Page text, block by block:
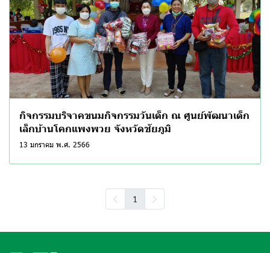
กิจกรรมบริจาคขนมกิจกรรมวันเด็ก ณ ศูนย์พัฒนาเด็ก
เล็กบ้านโคกแพงพวย จังหวัดชัยภูมิ
13 มกราคม พ.ศ. 2566
1